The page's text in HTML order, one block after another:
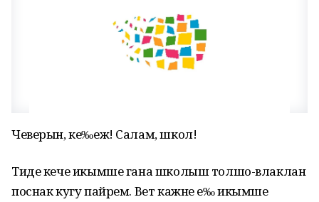
Чеверын, ке‰еж! Салам, школ!
Тиде кече икымше гана школыш толшо-влаклан
поснак кугу пайрем. Вет кажне е‰ икымше